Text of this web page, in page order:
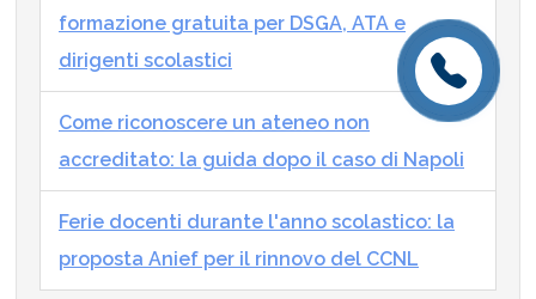
formazione gratuita per DSGA, ATA e
dirigenti scolastici
Come riconoscere un ateneo non
accreditato: la guida dopo il caso di Napoli
Ferie docenti durante l'anno scolastico: la
proposta Anief per il rinnovo del CCNL